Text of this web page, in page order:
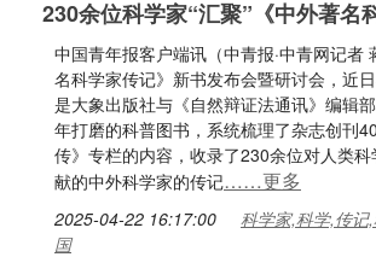
230余位科学家“汇聚”《中外著名
中国青年报客户端讯（中青报·中青网记者
名科学家传记》新书发布会暨研讨会，近
是大象出版社与《自然辩证法通讯》编辑
年打磨的科普图书，系统梳理了杂志创刊
传》专栏的内容，收录了230余位对人类
献的中外科学家的传记……更多
2025-04-22 16:17:00
科学家,科学,传记
国